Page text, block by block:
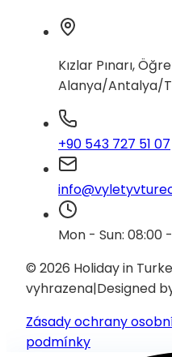
Kızlar Pınarı,
Alanya/Antalya/
+90 543 727 51 07
Mon - Sun: 08:00
© 2026 Holiday in
vyhrazena|Designed
Zásady ochrany
podmínky